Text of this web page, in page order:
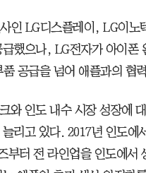
인 LG디스플레이, LG이노
했으나, LG전자가 아이폰
공급을 넘어 애플과의 협
와 인도 내수 시장 성장에
리고 있다. 2017년 인도에
부터 전 라인업을 인도에서